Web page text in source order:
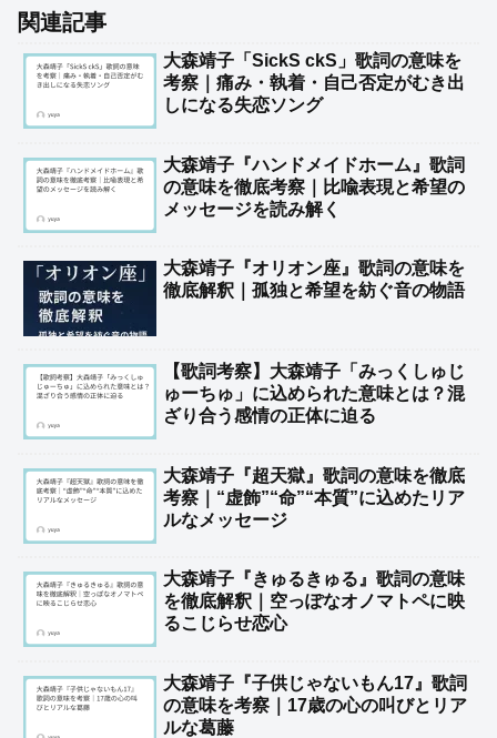
関連記事
大森靖子「SickS ckS」歌詞の意味を
考察｜痛み・執着・自己否定がむき出
しになる失恋ソング
大森靖子『ハンドメイドホーム』歌詞
の意味を徹底考察｜比喩表現と希望の
メッセージを読み解く
大森靖子『オリオン座』歌詞の意味を
徹底解釈｜孤独と希望を紡ぐ音の物語
【歌詞考察】大森靖子「みっくしゅじ
ゅーちゅ」に込められた意味とは？混
ざり合う感情の正体に迫る
大森靖子『超天獄』歌詞の意味を徹底
考察｜“虚飾”“命”“本質”に込めたリア
ルなメッセージ
大森靖子『きゅるきゅる』歌詞の意味
を徹底解釈｜空っぽなオノマトペに映
るこじらせ恋心
大森靖子『子供じゃないもん17』歌詞
の意味を考察｜17歳の心の叫びとリア
ルな葛藤